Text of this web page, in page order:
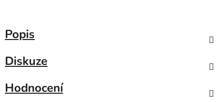
Popis
Diskuze
Hodnocení